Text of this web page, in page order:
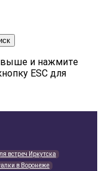
выше и нажмите
ESC для
встреч Иркутска
в Воронеже